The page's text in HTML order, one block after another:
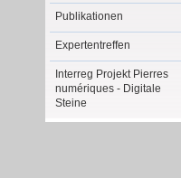
Publikationen
Expertentreffen
Interreg Projekt Pierres
numériques - Digitale
Steine